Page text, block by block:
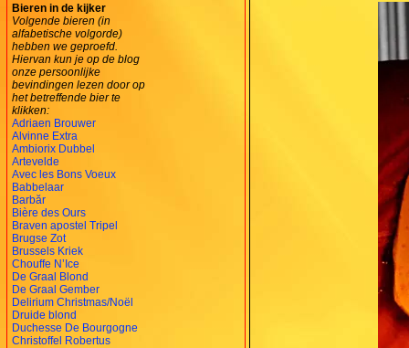
Bieren in de kijker
Volgende bieren (in
alfabetische volgorde)
hebben we geproefd.
Hiervan kun je op de blog
onze persoonlijke
bevindingen lezen door op
het betreffende bier te
klikken:
Adriaen Brouwer
Alvinne Extra
Ambiorix Dubbel
Artevelde
Avec les Bons Voeux
Babbelaar
Barbăr
Bière des Ours
Braven apostel Tripel
Brugse Zot
Brussels Kriek
Chouffe N’Ice
De Graal Blond
De Graal Gember
Delirium Christmas/Noël
Druide blond
Duchesse De Bourgogne
Christoffel Robertus